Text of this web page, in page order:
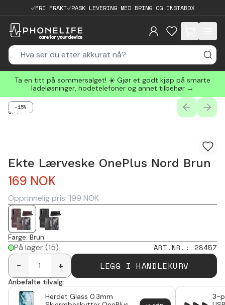
FRI FRAKT RASK LEVERING MED BRING OG INSTABOX
items in cart,
Ta en titt på sommersalget! ☀️ Gjør et godt kjøp på smarte
ladeløsninger, hodetelefoner og annet tilbehør →
-15%
0/4
Ekte Lærveske OnePlus Nord Brun
169 NOK
Opprinnelig pris: 199 NOK
Farge: Brun
På lager(15) ART.NR. : 28457
-
+ LEGG I HANDLEKURV
Anbefalte tilvalg:
Herdet Glass 0.3mm
3-